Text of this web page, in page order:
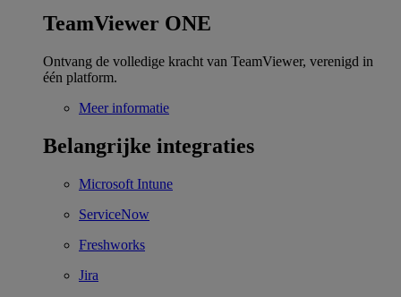
TeamViewer ONE
Ontvang de volledige kracht van TeamViewer, verenigd in
één platform.
Meer informatie
Belangrijke integraties
Microsoft Intune
ServiceNow
Freshworks
Jira